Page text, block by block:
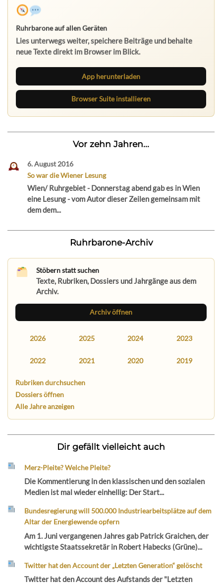
Ruhrbarone auf allen Geräten
Lies unterwegs weiter, speichere Beiträge und behalte
neue Texte direkt im Browser im Blick.
App herunterladen
Browser Suite installieren
Vor zehn Jahren...
6. August 2016
So war die Wiener Lesung
Wien/ Ruhrgebiet - Donnerstag abend gab es in Wien
eine Lesung - vom Autor dieser Zeilen gemeinsam mit
dem dem...
Ruhrbarone-Archiv
Stöbern statt suchen
Texte, Rubriken, Dossiers und Jahrgänge aus dem
Archiv.
Archiv öffnen
2026 2025 2024 2023
2022 2021 2020 2019
Rubriken durchsuchen
Dossiers öffnen
Alle Jahre anzeigen
Dir gefällt vielleicht auch
Merz-Pleite? Welche Pleite?
Die Kommentierung in den klassischen und den sozialen
Medien ist mal wieder einhellig: Der Start...
Bundesregierung will 500.000 Industriearbeitsplätze auf dem
Altar der Energiewende opfern
Am 1. Juni vergangenen Jahres gab Patrick Graichen, der
wichtigste Staatssekretär in Robert Habecks (Grüne)...
Twitter hat den Account der „Letzten Generation“ gelöscht
Twitter hat den Account des Aufstands der "Letzten